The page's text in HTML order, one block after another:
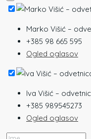
Marko Višić –
+385 98 665 595
Ogled oglasov
Iva Višić –
+385 989545273
Ogled oglasov